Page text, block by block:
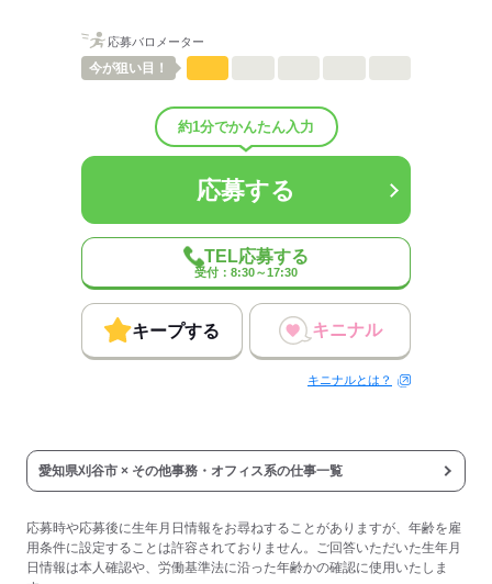
営業部門
平均年齢40歳
待遇・福利厚生：
・社会保険完備、スポーツクラブ、社内食堂・カフェ完備、定期健
康診断、インフルエンザ予防接種、有休は半休制度あり
・慶弔見舞金制度、財形貯蓄制度、社員旅行（前年北海道、旅費会
社負担）、職場懇親会補助、誕生日プレゼント他
応募する
応募バロメーター
今が狙い目！
約1分でかんたん入力
応募する
TEL応募する
受付：8:30～17:30
キープする キニナル
キニナルとは？
愛知県刈谷市 × その他事務・オフィス系の仕事一覧
応募時や応募後に生年月日情報をお尋ねすることがありますが、年齢を雇
用条件に設定することは許容されておりません。ご回答いただいた生年月
日情報は本人確認や、労働基準法に沿った年齢かの確認に使用いたしま